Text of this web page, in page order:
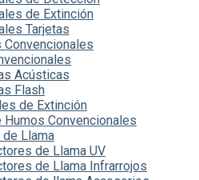
de Extinción
Tarjetas
Acústicas
Flash
de Extinción
Humos Convencionales
Llama
de Llama UV
de Llama Infrarrojos